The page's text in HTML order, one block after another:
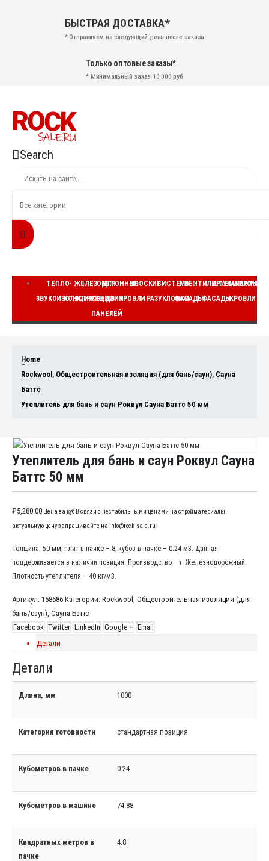
БЫСТРАЯ ДОСТАВКА*
* Отправляем на следующий день после заказа
Только оптовые заказы*
* Минимальный заказ 10 000 руб
Search
ТЕПЛО-
ЗВУКОИЗОЛЯЦИЯ
ЖЕЛЕЗОБЕТОННЫЕ
КОНСТРУКЦИИ
ДЛЯ
СЭНДВИЧ
ПАНЕЛЕЙ
ПЛОСКИЕ
КРОВЛИ
СИСТЕМЫ
РАЗУКЛОНКИ
ВЕНТИЛИРУЕМЫЕ
ФАСАДЫ
ШТУКАТУРНЫЕ
ФАСАДЫКРОВЛИ
Home
Rockwool , Общестроительная изоляция (для бань/саун), Сауна
Баттс
Утеплитель для бань и саун Роквул Сауна Баттс 50 мм
Утеплитель для бань и саун Роквул Сауна
Баттс 50 мм
₽5,280.00 Цена за куб В связи с нестабильными ценами на стройматериалы,
актуальную цену запрашивайте на info@rock-sale.ru
Толщина: 50 мм, плит в пачке – 8, кубов в пачке – 0.24 м3. Данная
поддерживается в наличии позиция. Производство – г. Железнодорожный.
Плотность утеплителя – 40 кг/м3.
Артикул: 158586 Категории: Rockwool Общестроительная изоляция (для
бань/саун) Сауна Баттс
Facebook Twitter LinkedIn Google + Email
Детали
Детали
Длина, мм 1000
Категория готовности стандартная позиция
Кубометров в пачке 0.24
Кубометров в машине 74.88
Квадратных метров в
пачке
4.8